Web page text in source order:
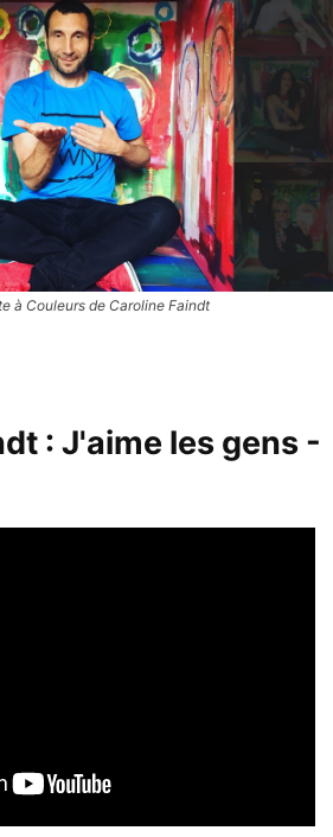
à Couleurs de Caroline Faindt
: J'aime les gens -